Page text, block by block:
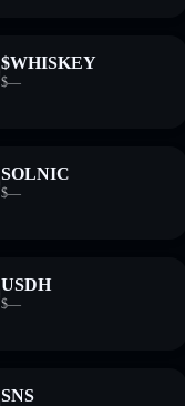
$WHISKEY
$—
SOLNIC
$—
USDH
$—
SNS